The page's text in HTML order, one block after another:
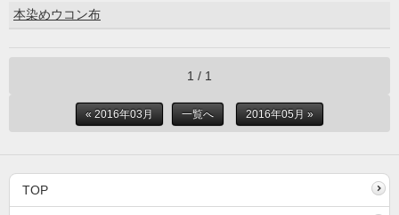
本染めウコン布
1 / 1
« 2016年03月 一覧へ 2016年05月 »
TOP